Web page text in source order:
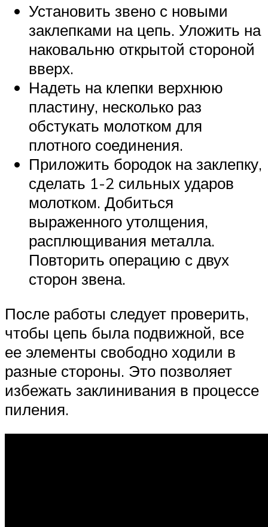
Установить звено с новыми
заклепками на цепь. Уложить на
наковальню открытой стороной
вверх.
Надеть на клепки верхнюю
пластину, несколько раз
обстукать молотком для
плотного соединения.
Приложить бородок на заклепку,
сделать 1-2 сильных ударов
молотком. Добиться
выраженного утолщения,
расплющивания металла.
Повторить операцию с двух
сторон звена.
После работы следует проверить,
чтобы цепь была подвижной, все
ее элементы свободно ходили в
разные стороны. Это позволяет
избежать заклинивания в процессе
пиления.